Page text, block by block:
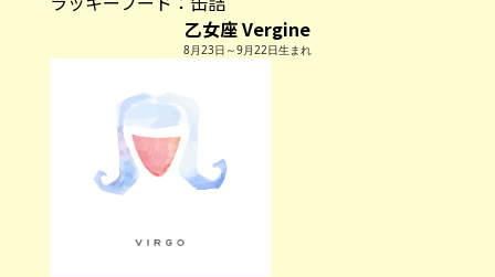
乙女座 Vergine
8月23日～9月22日生まれ